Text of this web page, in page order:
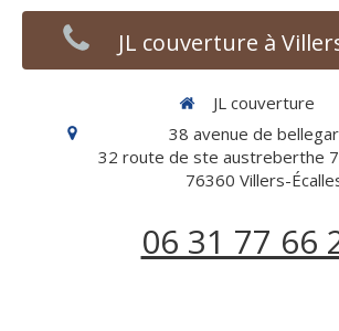
JL couverture à
JL couverture
38 avenue de
32 route de ste austreberthe
76360 Villers-
06 31 77 66